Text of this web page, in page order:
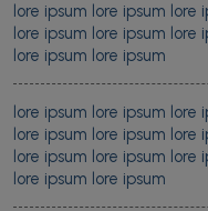
lore ipsum lore ipsum lore
lore ipsum lore ipsum lore
lore ipsum lore ipsum
lore ipsum lore ipsum lore
lore ipsum lore ipsum lore
lore ipsum lore ipsum lore
lore ipsum lore ipsum